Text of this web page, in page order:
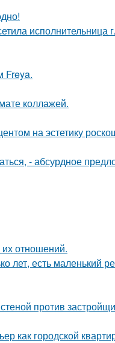
исполнительница
Freya.
коллажей.
на эстетику
- абсурдное
отношений.
лет, есть маленький
против
как городской